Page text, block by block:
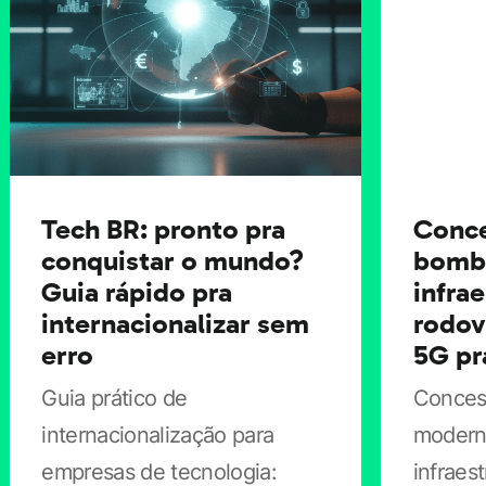
preços podem ficar pressionados pela volatilidade
inicial (expiração de lock-up, oscilações por notícias
sobre desempenho de modelos e receita).
Quais empresas têm mais chance
de sucesso
Nem toda companhia ligada à IA está pronta para o
mercado público. Investidores costumam priorizar
Receita recorrente (ARR/MRR) e crescimento
Tech BR: pronto pra
conquistar o mundo?
Guia rápido pra
internacionalizar sem
erro
Guia prático de
internacionalização para
empresas de tecnologia:
5G